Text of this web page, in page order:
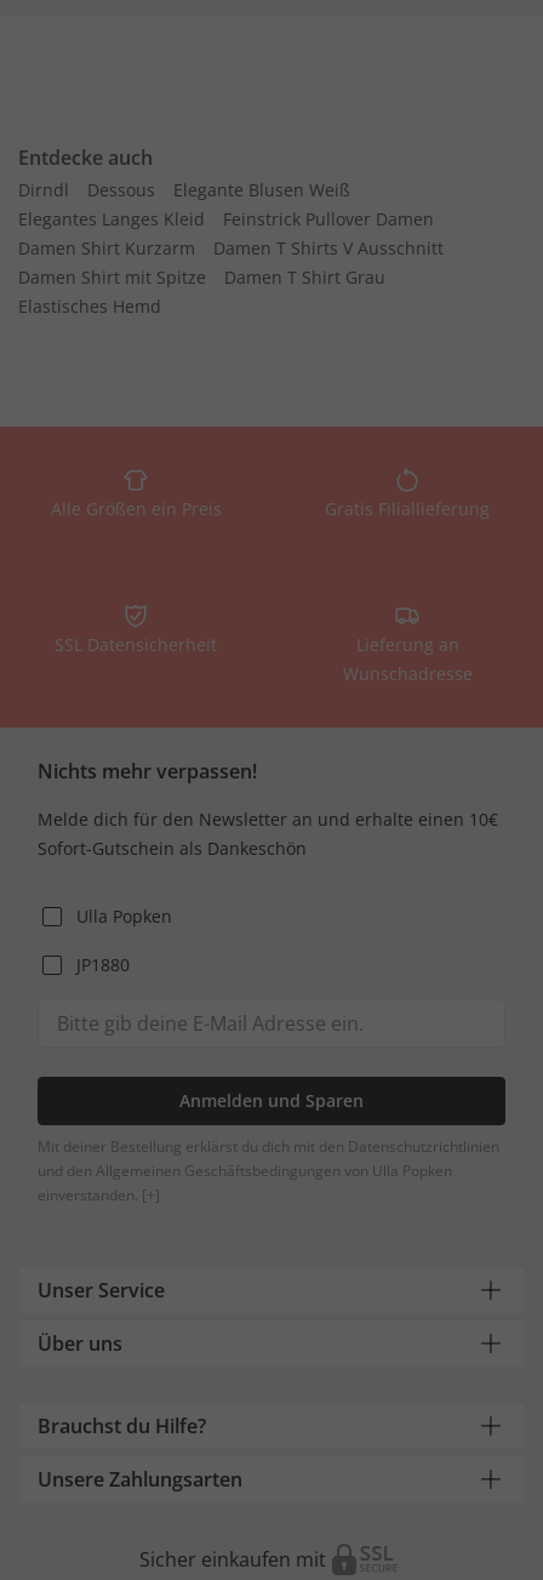
Entdecke auch
Dirndl Dessous
Elegante Blusen Weiß
Elegantes Langes Kleid
Feinstrick Pullover Damen
Damen Shirt Kurzarm
Damen T Shirts V Ausschnitt
Damen Shirt mit Spitze
Damen T Shirt Grau
Elastisches Hemd
Alle Größen ein Preis Gratis Filiallieferung
SSL Datensicherheit
Lieferung an
Wunschadresse
Nichts mehr verpassen!
Melde dich für den Newsletter an und erhalte einen 10€
Sofort-Gutschein als Dankeschön
Ulla Popken
JP1880
Anmelden und Sparen
Mit deiner Bestellung erklärst du dich mit den Datenschutzrichtlinien
und den Allgemeinen Geschäftsbedingungen von Ulla Popken
einverstanden. [+]
Unser Service
Über uns
Brauchst du Hilfe?
Unsere Zahlungsarten
Sicher einkaufen mit